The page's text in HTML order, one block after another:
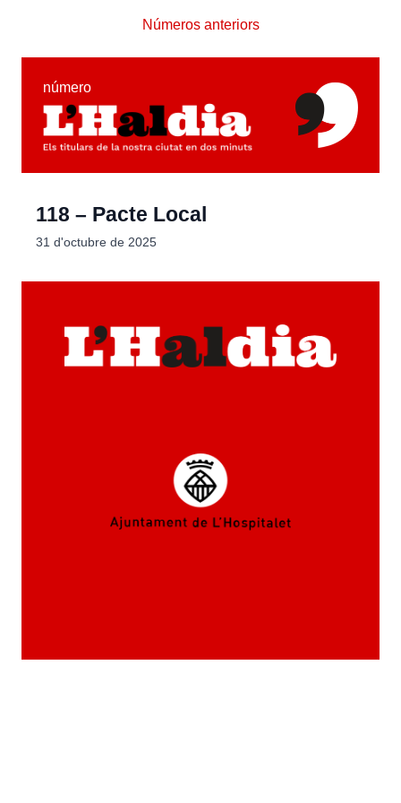
Números anteriors
número
118 – Pacte Local
31 d'octubre de 2025